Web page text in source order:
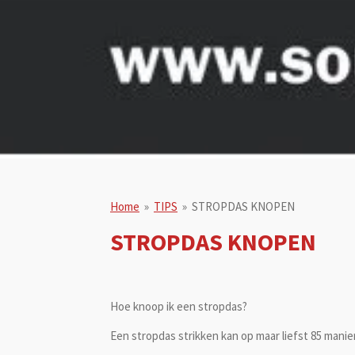
Home » TIPS » STROPDAS KNOPEN
STROPDAS KNOPEN
Hoe knoop ik een stropdas?
Een stropdas strikken kan op maar liefst 85